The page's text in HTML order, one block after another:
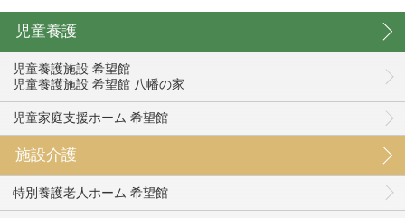
児童養護
児童養護施設 希望館
児童養護施設 希望館 八幡の家
児童家庭支援ホーム 希望館
施設介護
特別養護老人ホーム 希望館